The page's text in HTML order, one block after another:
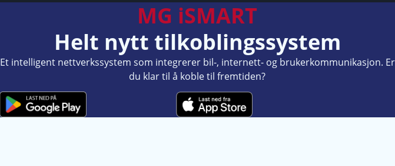
MG iSMART
Helt nytt tilkoblingssystem
Et intelligent nettverkssystem som integrerer bil-, internett- og brukerkommunikasjon. Er
du klar til å koble til fremtiden?